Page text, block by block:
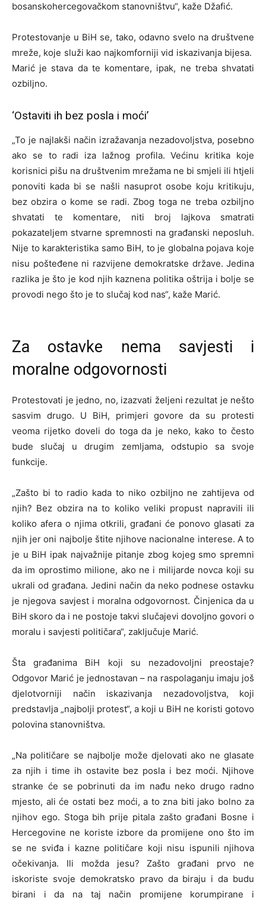
bosanskohercegovačkom stanovništvu“, kaže Džafić.
Protestovanje u BiH se, tako, odavno svelo na društvene
mreže, koje služi kao najkomforniji vid iskazivanja bijesa.
Marić je stava da te komentare, ipak, ne treba shvatati
ozbiljno.
‘Ostaviti ih bez posla i moći’
„To je najlakši način izražavanja nezadovoljstva, posebno
ako se to radi iza lažnog profila. Većinu kritika koje
korisnici pišu na društvenim mrežama ne bi smjeli ili htjeli
ponoviti kada bi se našli nasuprot osobe koju kritikuju,
bez obzira o kome se radi. Zbog toga ne treba ozbiljno
shvatati te komentare, niti broj lajkova smatrati
pokazateljem stvarne spremnosti na građanski neposluh.
Nije to karakteristika samo BiH, to je globalna pojava koje
nisu pošteđene ni razvijene demokratske države. Jedina
razlika je što je kod njih kaznena politika oštrija i bolje se
provodi nego što je to slučaj kod nas“, kaže Marić.
Za ostavke nema savjesti i
moralne odgovornosti
Protestovati je jedno, no, izazvati željeni rezultat je nešto
sasvim drugo. U BiH, primjeri govore da su protesti
veoma rijetko doveli do toga da je neko, kako to često
bude slučaj u drugim zemljama, odstupio sa svoje
funkcije.
„Zašto bi to radio kada to niko ozbiljno ne zahtijeva od
njih? Bez obzira na to koliko veliki propust napravili ili
koliko afera o njima otkrili, građani će ponovo glasati za
njih jer oni najbolje štite njihove nacionalne interese. A to
je u BiH ipak najvažnije pitanje zbog kojeg smo spremni
da im oprostimo milione, ako ne i milijarde novca koji su
ukrali od građana. Jedini način da neko podnese ostavku
je njegova savjest i moralna odgovornost. Činjenica da u
BiH skoro da i ne postoje takvi slučajevi dovoljno govori o
moralu i savjesti političara“, zaključuje Marić.
Šta građanima BiH koji su nezadovoljni preostaje?
Odgovor Marić je jednostavan – na raspolaganju imaju još
djelotvorniji način iskazivanja nezadovoljstva, koji
predstavlja „najbolji protest“, a koji u BiH ne koristi gotovo
polovina stanovništva.
„Na političare se najbolje može djelovati ako ne glasate
za njih i time ih ostavite bez posla i bez moći. Njihove
stranke će se pobrinuti da im nađu neko drugo radno
mjesto, ali će ostati bez moći, a to zna biti jako bolno za
njihov ego. Stoga bih prije pitala zašto građani Bosne i
Hercegovine ne koriste izbore da promijene ono što im
se ne sviđa i kazne političare koji nisu ispunili njihova
očekivanja. Ili možda jesu? Zašto građani prvo ne
iskoriste svoje demokratsko pravo da biraju i da budu
birani i da na taj način promijene korumpirane i